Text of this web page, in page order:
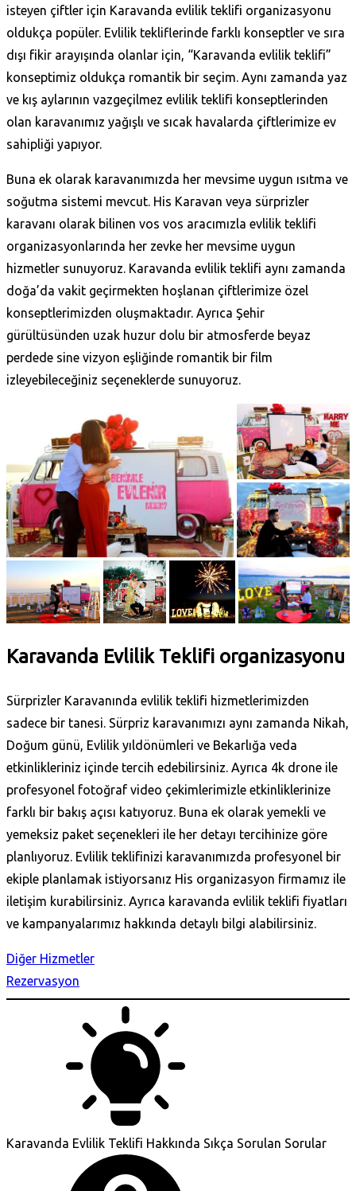
isteyen çiftler için Karavanda evlilik teklifi organizasyonu
oldukça popüler. Evlilik tekliflerinde farklı konseptler ve sıra
dışı fikir arayışında olanlar için, “Karavanda evlilik teklifi”
konseptimiz oldukça romantik bir seçim. Aynı zamanda yaz
ve kış aylarının vazgeçilmez evlilik teklifi konseptlerinden
olan karavanımız yağışlı ve sıcak havalarda çiftlerimize ev
sahipliği yapıyor.
Buna ek olarak karavanımızda her mevsime uygun ısıtma ve
soğutma sistemi mevcut. His Karavan veya sürprizler
karavanı olarak bilinen vos vos aracımızla evlilik teklifi
organizasyonlarında her zevke her mevsime uygun
hizmetler sunuyoruz. Karavanda evlilik teklifi aynı zamanda
doğa’da vakit geçirmekten hoşlanan çiftlerimize özel
konseptlerimizden oluşmaktadır. Ayrıca Şehir
gürültüsünden uzak huzur dolu bir atmosferde beyaz
perdede sine vizyon eşliğinde romantik bir film
izleyebileceğiniz seçeneklerde sunuyoruz.
Karavanda Evlilik Teklifi organizasyonu
Sürprizler Karavanında evlilik teklifi hizmetlerimizden
sadece bir tanesi. Sürpriz karavanımızı aynı zamanda Nikah,
Doğum günü, Evlilik yıldönümleri ve Bekarlığa veda
etkinlikleriniz içinde tercih edebilirsiniz. Ayrıca 4k drone ile
profesyonel fotoğraf video çekimlerimizle etkinliklerinize
farklı bir bakış açısı katıyoruz. Buna ek olarak yemekli ve
yemeksiz paket seçenekleri ile her detayı tercihinize göre
planlıyoruz. Evlilik teklifinizi karavanımızda profesyonel bir
ekiple planlamak istiyorsanız His organizasyon firmamız ile
iletişim kurabilirsiniz. Ayrıca karavanda evlilik teklifi fiyatları
ve kampanyalarımız hakkında detaylı bilgi alabilirsiniz.
Diğer Hizmetler
Rezervasyon
Karavanda Evlilik Teklifi Hakkında Sıkça Sorulan Sorular